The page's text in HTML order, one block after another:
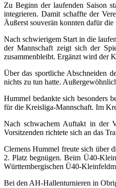
Zu Beginn der laufenden Saison
integrieren. Damit schaffte der
Äußerst souverän konnten dafür
Nach schwierigem Start in die
der Mannschaft zeigt sich der
zusammenbleibt. Ergänzt wird der
Über das sportliche Abschneiden
nichts zu tun hatte.
Hummel bedankte sich besonders
für die Kreisliga-Mannschaft. Im
Nach schwachem Auftakt in der
Vorsitzenden richtete sich an das
Clemens Hummel freute sich über
2. Platz begnügen. Beim Ü40-
Württembergischen Ü40-
Bei den AH-Hallenturnieren in